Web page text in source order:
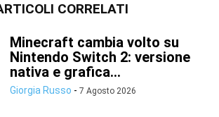
CORRELATI
Minecraft cambia volto su
Nintendo Switch 2: versione
nativa e grafica...
Giorgia Russo - 7 Agosto 2026